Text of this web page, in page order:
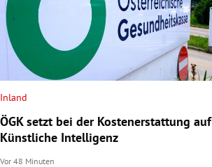
Inland
ÖGK setzt bei der Kostenerstattung auf
Künstliche Intelligenz
Vor 48 Minuten